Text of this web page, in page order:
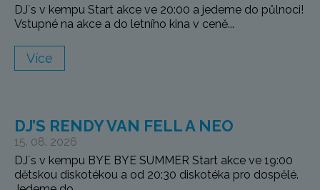
DJ`s v kempu Start akce ve 20:00 a jedeme do půlnoci!
Vstupné na akce a do letního kina v ceně...
Více
DJ’S RENDY VAN FELL A NEO
15. 08. 2026
DJ`s v kempu BYE BYE SUMMER Start akce ve 19:00
dětskou diskotékou a od 20:30 diskotéka pro dospělé.